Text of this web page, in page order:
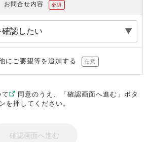
お問合せ内容 必須
にご要望等を追加する 任意
同意のうえ、「確認画面へ進む」ボタ
ンを押してください。